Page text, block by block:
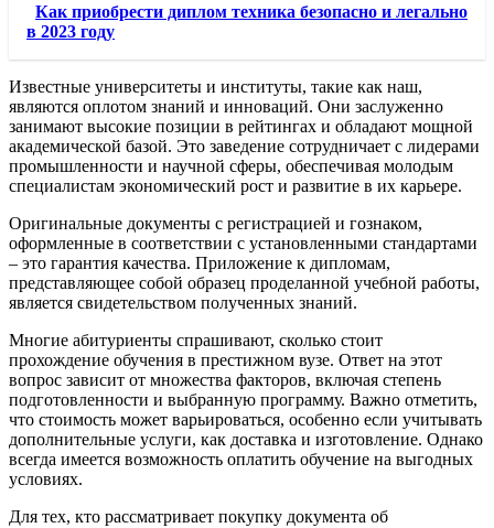
Как приобрести диплом техника безопасно и легально
в 2023 году
Известные университеты и институты, такие как наш,
являются оплотом знаний и инноваций. Они заслуженно
занимают высокие позиции в рейтингах и обладают мощной
академической базой. Это заведение сотрудничает с лидерами
промышленности и научной сферы, обеспечивая молодым
специалистам экономический рост и развитие в их карьере.
Оригинальные документы с регистрацией и гознаком,
оформленные в соответствии с установленными стандартами
– это гарантия качества. Приложение к дипломам,
представляющее собой образец проделанной учебной работы,
является свидетельством полученных знаний.
Многие абитуриенты спрашивают, сколько стоит
прохождение обучения в престижном вузе. Ответ на этот
вопрос зависит от множества факторов, включая степень
подготовленности и выбранную программу. Важно отметить,
что стоимость может варьироваться, особенно если учитывать
дополнительные услуги, как доставка и изготовление. Однако
всегда имеется возможность оплатить обучение на выгодных
условиях.
Для тех, кто рассматривает покупку документа об